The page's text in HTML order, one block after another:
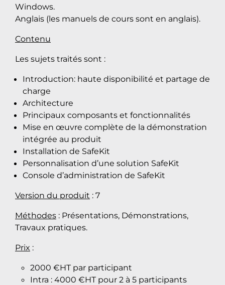
Windows.
Anglais (les manuels de cours sont en anglais).
Contenu
Les sujets traités sont :
Introduction: haute disponibilité et partage de
charge
Architecture
Principaux composants et fonctionnalités
Mise en œuvre complète de la démonstration
intégrée au produit
Installation de SafeKit
Personnalisation d’une solution SafeKit
Console d’administration de SafeKit
Version du produit : 7
Méthodes : Présentations, Démonstrations,
Travaux pratiques.
Prix :
2000 €HT par participant
Intra : 4000 €HT pour 2 à 5 participants